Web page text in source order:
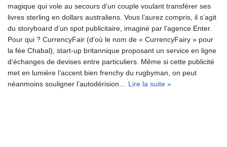
magique qui vole au secours d’un couple voulant transférer ses
livres sterling en dollars australiens. Vous l’aurez compris, il s’agit
du storyboard d’un spot publicitaire, imaginé par l’agence Enter.
Pour qui ? CurrencyFair (d’où le nom de « CurrencyFairy » pour
la fée Chabal), start-up britannique proposant un service en ligne
d’échanges de devises entre particuliers. Même si cette publicité
met en lumière l’accent bien frenchy du rugbyman, on peut
néanmoins souligner l’autodérision… Lire la suite »